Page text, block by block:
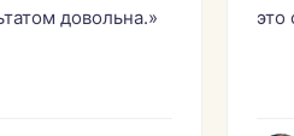
довольна.»
это